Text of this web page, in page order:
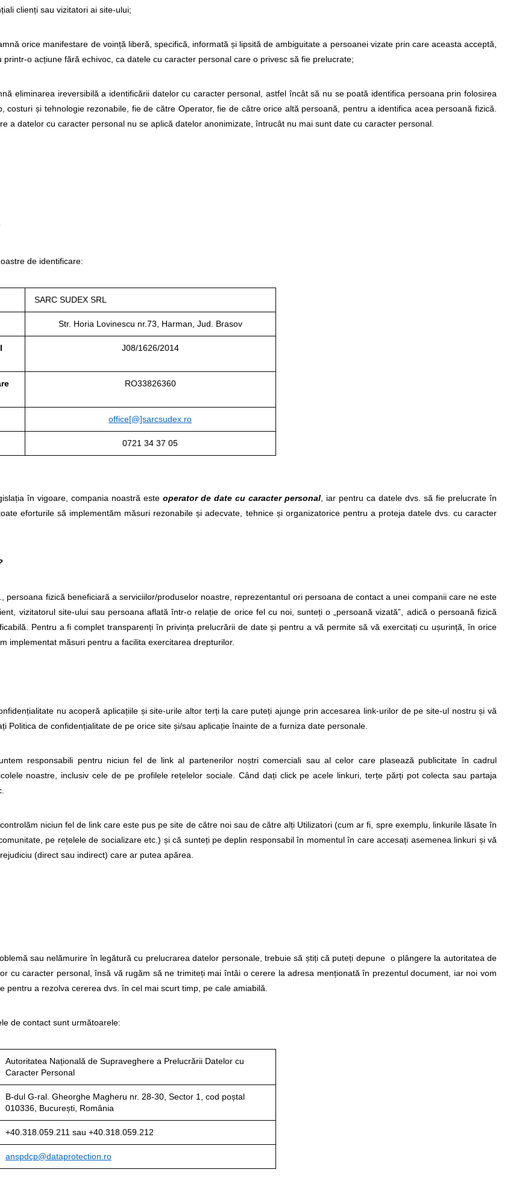
clienți sau vizitatori ai site-ului;
orice manifestare de voință liberă, specifică, informată și lipsită de ambiguitate a persoanei vizate prin care aceasta acceptă,
printr-o acțiune fără echivoc, ca datele cu caracter personal care o privesc să fie prelucrate;
eliminarea ireversibilă a identificării datelor cu caracter personal, astfel încât să nu se poată identifica persoana prin folosirea
costuri și tehnologie rezonabile, fie de către Operator, fie de către orice altă persoană, pentru a identifica acea persoană fizică.
a datelor cu caracter personal nu se aplică datelor anonimizate, întrucât nu mai sunt date cu caracter personal.
de identificare:
SARC SUDEX SRL
Str. Horia Lovinescu nr.73, Harman, Jud. Brasov
J08/1626/2014
RO33826360
office[@]sarcsudex.ro
0721 34 37 05
în vigoare, compania noastră este operator de date cu caracter personal , iar pentru ca datele dvs. să fie prelucrate în
eforturile să implementăm măsuri rezonabile și adecvate, tehnice și organizatorice pentru a proteja datele dvs. cu caracter
persoana fizică beneficiară a serviciilor/produselor noastre, reprezentantul ori persoana de contact a unei companii care ne este
vizitatorul site-ului sau persoana aflată într-o relație de orice fel cu noi, sunteți o „persoană vizată”, adică o persoană fizică
Pentru a fi complet transparenți în privința prelucrării de date și pentru a vă permite să vă exercitați cu ușurință, în orice
implementat măsuri pentru a facilita exercitarea drepturilor.
nu acoperă aplicațiile și site-urile altor terți la care puteți ajunge prin accesarea link-urilor de pe site-ul nostru și vă
Politica de confidențialitate de pe orice site și/sau aplicație înainte de a furniza date personale.
responsabili pentru niciun fel de link al partenerilor noștri comerciali sau al celor care plasează publicitate în cadrul
noastre, inclusiv cele de pe profilele rețelelor sociale. Când dați click pe acele linkuri, terțe părți pot colecta sau partaja
niciun fel de link care este pus pe site de către noi sau de către alți Utilizatori (cum ar fi, spre exemplu, linkurile lăsate în
pe rețelele de socializare etc.) și că sunteți pe deplin responsabil în momentul în care accesați asemenea linkuri și vă
(direct sau indirect) care ar putea apărea.
sau nelămurire în legătură cu prelucrarea datelor personale, trebuie să știți că puteți depune o plângere la autoritatea de
cu caracter personal, însă vă rugăm să ne trimiteți mai întâi o cerere la adresa menționată în prezentul document, iar noi vom
pentru a rezolva cererea dvs. în cel mai scurt timp, pe cale amiabilă.
de contact sunt următoarele:
Autoritatea Națională de Supraveghere a Prelucrării Datelor cu
Caracter Personal
B-dul G-ral. Gheorghe Magheru nr. 28-30, Sector 1, cod poștal
010336, București, România
+40.318.059.211 sau +40.318.059.212
anspdcp@dataprotection.ro